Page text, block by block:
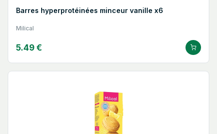
Barres hyperprotéinées minceur vanille x6
Milical
5.49 €